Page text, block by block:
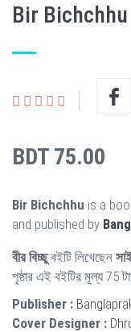
Bir Bichchhu
BDT 75.00
Bir Bichchhu is a
and published by
বীর বিচ্ছুবইটি লিখেছেন
পৃষ্ঠার এই বইটির মূল্য 75
Publisher :
Cover Designer :